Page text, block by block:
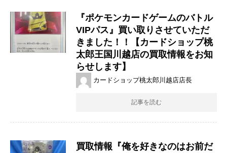
『ポケモンカードゲームのバトル
VIPパス』買い取りさせていただ
きました！！【カードショップ桃
太郎王国川越店の買取情報をお知
らせします】
カードショップ桃太郎川越店店長
記事を読む
買取情報『俺を好きなのはお前だ